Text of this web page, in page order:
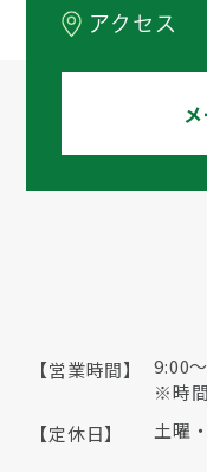
アクセス
【営業時間】
9:00
※時
【定休日】
土曜